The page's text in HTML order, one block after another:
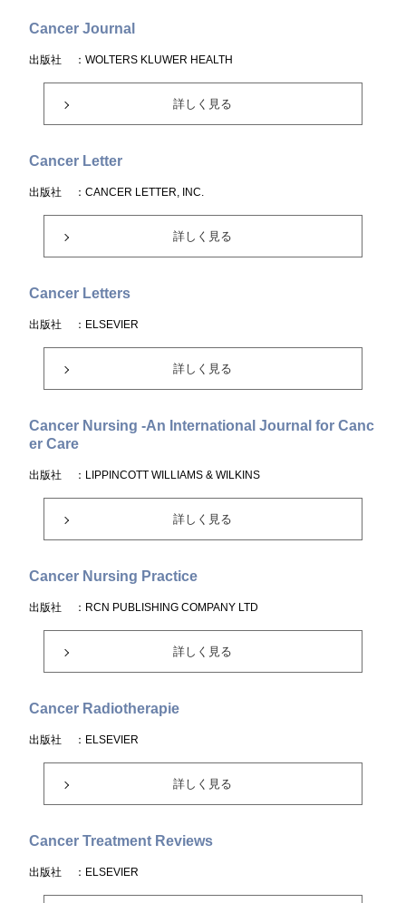
Cancer Journal
出版社 ：WOLTERS KLUWER HEALTH
詳しく見る
Cancer Letter
出版社 ：CANCER LETTER, INC.
詳しく見る
Cancer Letters
出版社 ：ELSEVIER
詳しく見る
Cancer Nursing -An International Journal for Canc
er Care
出版社 ：LIPPINCOTT WILLIAMS & WILKINS
詳しく見る
Cancer Nursing Practice
出版社 ：RCN PUBLISHING COMPANY LTD
詳しく見る
Cancer Radiotherapie
出版社 ：ELSEVIER
詳しく見る
Cancer Treatment Reviews
出版社 ：ELSEVIER